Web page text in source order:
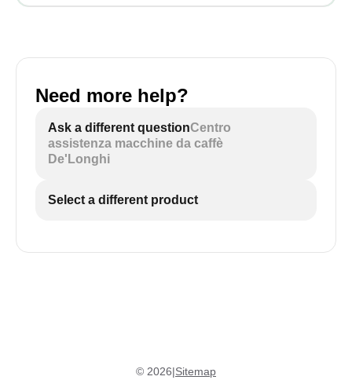
Need more help?
Ask a different questionCentro
assistenza macchine da caffè
De'Longhi
Select a different product
© 2026|Sitemap